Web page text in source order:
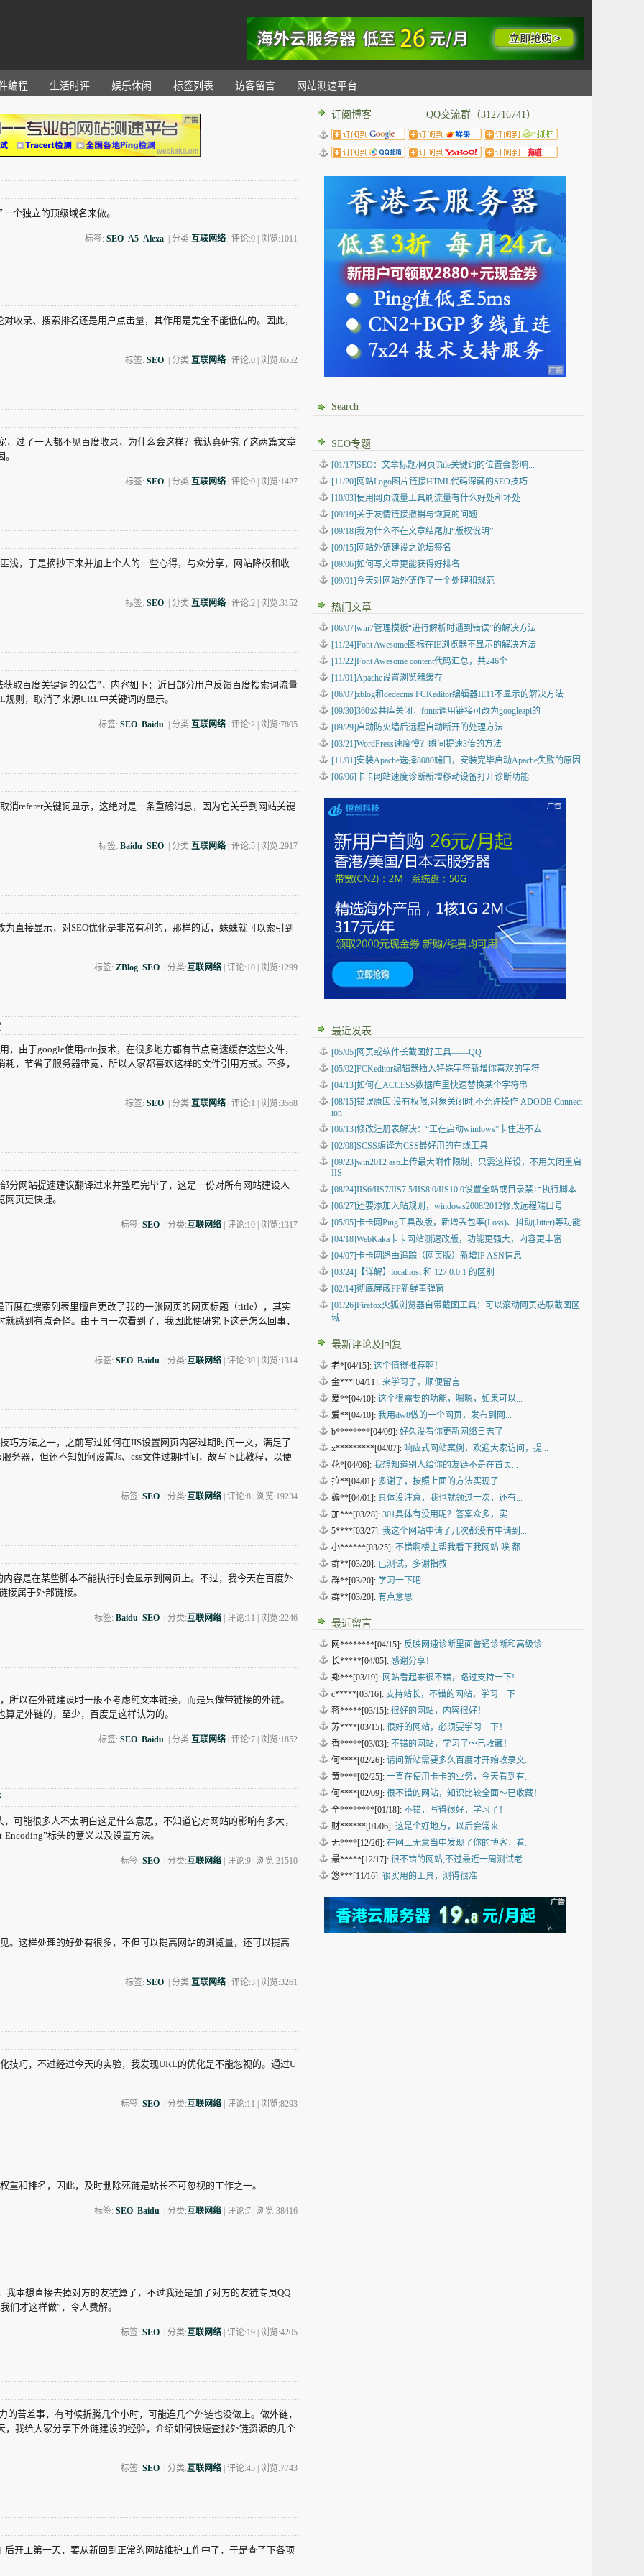
编程 生活时评 娱乐休闲 标签列表 访客留言 网站测速平台
个独立的顶级域名来做。
标签: SEO A5 Alexa | 分类:互联网络 | 评论:0 | 浏览:1011
收录、搜索排名还是用户点击量，其作用是完全不能低估的。因此，
标签: SEO | 分类:互联网络 | 评论:0 | 浏览:6552
过了一天都不见百度收录，为什么会这样？我认真研究了这两篇文章
。
标签: SEO | 分类:互联网络 | 评论:0 | 浏览:1427
，于是摘抄下来并加上个人的一些心得，与众分享，网站降权和收
标签: SEO | 分类:互联网络 | 评论:2 | 浏览:3152
百度关键词的公告”，内容如下：近日部分用户反馈百度搜索词流量
则，取消了来源URL中关键词的显示。
标签: SEO Baidu | 分类:互联网络 | 评论:2 | 浏览:7805
referer关键词显示，这绝对是一条重磅消息，因为它关乎到网站关键
标签: Baidu SEO | 分类:互联网络 | 评论:5 | 浏览:2917
接显示，对SEO优化是非常有利的，那样的话，蛛蛛就可以索引到
标签: ZBlog SEO | 分类:互联网络 | 评论:10 | 浏览:1299
由于google使用cdn技术，在很多地方都有节点高速缓存这些文件，
，节省了服务器带宽，所以大家都喜欢这样的文件引用方式。不多，
标签: SEO | 分类:互联网络 | 评论:1 | 浏览:3568
分网站提速建议翻译过来并整理完毕了，这是一份对所有网站建设人
页更快捷。
标签: SEO | 分类:互联网络 | 评论:10 | 浏览:1317
在搜索列表里擅自更改了我的一张网页的网页标题（title），其实
感到有点奇怪。由于再一次看到了，我因此便研究下这是怎么回事，
标签: SEO Baidu | 分类:互联网络 | 评论:30 | 浏览:1314
方法之一，之前写过如何在IIS设置网页内容过期时间一文，满足了
务器，但还不知如何设置Js、css文件过期时间，故写下此教程，以便
标签: SEO | 分类:互联网络 | 评论:8 | 浏览:19234
是在某些脚本不能执行时会显示到网页上。不过，我今天在百度外
接属于外部链接。
标签: Baidu SEO | 分类:互联网络 | 评论:11 | 浏览:2246
以在外链建设时一般不考虑纯文本链接，而是只做带链接的外链。
是外链的，至少，百度是这样认为的。
标签: SEO Baidu | 分类:互联网络 | 评论:7 | 浏览:1852
能很多人不太明白这是什么意思，不知道它对网站的影响有多大，
标头的意义以及设置方法。
标签: SEO | 分类:互联网络 | 评论:9 | 浏览:21510
这样处理的好处有很多，不但可以提高网站的浏览量，还可以提高
标签: SEO | 分类:互联网络 | 评论:3 | 浏览:3261
巧，不过经过今天的实验，我发现URL的优化是不能忽视的。通过U
标签: SEO | 分类:互联网络 | 评论:11 | 浏览:8293
和排名，因此，及时删除死链是站长不可忽视的工作之一。
标签: SEO Baidu | 分类:互联网络 | 评论:7 | 浏览:38416
本想直接去掉对方的友链算了，不过我还是加了对方的友链专员QQ
们才这样做”，令人费解。
标签: SEO | 分类:互联网络 | 评论:19 | 浏览:4205
苦差事，有时候折腾几个小时，可能连几个外链也没做上。做外链，
我给大家分享下外链建设的经验，介绍如何快速查找外链资源的几个
标签: SEO | 分类:互联网络 | 评论:45 | 浏览:7743
工第一天，要从新回到正常的网站维护工作中了，于是查了下各项
订阅博客 QQ交流群（312716741）
Search
SEO专题
[01/17]SEO：文章标题/网页Title关键词的位置会影响...
[11/20]网站Logo图片链接HTML代码深藏的SEO技巧
[10/03]使用网页流量工具刷流量有什么好处和坏处
[09/19]关于友情链接撤销与恢复的问题
[09/18]我为什么不在文章结尾加“版权说明”
[09/15]网站外链建设之论坛签名
[09/06]如何写文章更能获得好排名
[09/01]今天对网站外链作了一个处理和规范
热门文章
[06/07]win7管理模板“进行解析时遇到错误”的解决方法
[11/24]Font Awesome图标在IE浏览器不显示的解决方法
[11/22]Font Awesome content代码汇总，共246个
[11/01]Apache设置浏览器缓存
[06/07]zblog和dedecms FCKeditor编辑器IE11不显示的解决方法
[09/30]360公共库关闭，fonts调用链接可改为googleapi的
[09/29]启动防火墙后远程自动断开的处理方法
[03/21]WordPress速度慢？瞬间提速3倍的方法
[11/01]安装Apache选择8080端口，安装完毕启动Apache失败的原因
[06/06]卡卡网站速度诊断新增移动设备打开诊断功能
最近发表
[05/05] 网页或软件长截图好工具——QQ
[05/02]FCKeditor编辑器插入特殊字符新增你喜欢的字符
[04/13]如何在ACCESS数据库里快速替换某个字符串
[08/15]错误原因:没有权限,对象关闭时,不允许操作 ADODB.Connect
ion
[06/13]修改注册表解决：“正在启动windows”卡住进不去
[02/08]SCSS编译为CSS最好用的在线工具
[09/23]win2012 asp上传最大附件限制，只需这样设，不用关闭重启
IIS
[08/24]IIS6/IIS7/IIS7.5/IIS8.0/IIS10.0设置全站或目录禁止执行脚本
[06/27]还要添加入站规则，windows2008/2012修改远程端口号
[05/05]卡卡网Ping工具改版，新增丢包率(Loss)、抖动(Jitter)等功能
[04/18]WebKaka卡卡网站测速改版，功能更强大，内容更丰富
[04/07]卡卡网路由追踪（网页版）新增IP ASN信息
[03/24] 【详解】localhost 和 127.0.0.1 的区别
[02/14]彻底屏蔽FF新鲜事弹窗
[01/26]Firefox火狐浏览器自带截图工具：可以滚动网页选取截图区
域
最新评论及回复
老*[04/15]: 这个值得推荐啊！
金***[04/11]: 来学习了，顺便留言
爱**[04/10]: 这个很需要的功能，嗯嗯，如果可以...
爱**[04/10]: 我用dw8做的一个网页，发布到网...
b********[04/09]: 好久没看你更新网络日志了
x*********[04/07]: 响应式网站案例，欢迎大家访问，提...
花*[04/06]: 我想知道别人给你的友链不是在首页...
拉**[04/01]: 多谢了，按照上面的方法实现了
薅**[04/01]: 具体没注意，我也就领过一次，还有...
加***[03/28]: 301具体有没用呢？答案众多，实...
5****[03/27]: 我这个网站申请了几次都没有申请到...
小******[03/25]: 不错啊楼主帮我看下我网站 唉 都...
群**[03/20]: 已测试，多谢指教
群**[03/20]: 学习一下吧
群**[03/20]: 有点意思
最近留言
网********[04/15]: 反映网速诊断里面普通诊断和高级诊...
长*****[04/05]: 感谢分享！
郑***[03/19]: 网站看起来很不错，路过支持一下!
c*****[03/16]: 支持站长，不错的网站，学习一下
蒋*****[03/15]: 很好的网站，内容很好！
苏****[03/15]: 很好的网站，必须要学习一下！
香*****[03/03]: 不错的网站，学习了～已收藏！
何****[02/26]: 请问新站需要多久百度才开始收录文...
黄****[02/25]: 一直在使用卡卡的业务，今天看到有...
何****[02/09]: 很不错的网站，知识比较全面～已收藏！
全********[01/18]: 不错，写得很好，学习了！
财******[01/06]: 这是个好地方，以后会常来
无****[12/26]: 在网上无意当中发现了你的博客，看...
最*****[12/17]: 很不错的网站,不过最近一周测试老...
悠***[11/16]: 很实用的工具，测得很准